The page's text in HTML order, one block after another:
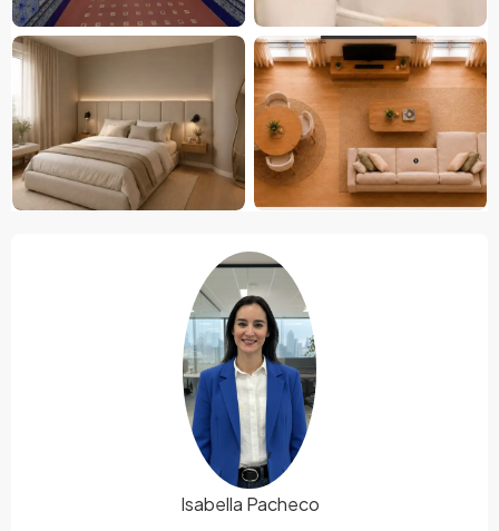
Isabella Pacheco